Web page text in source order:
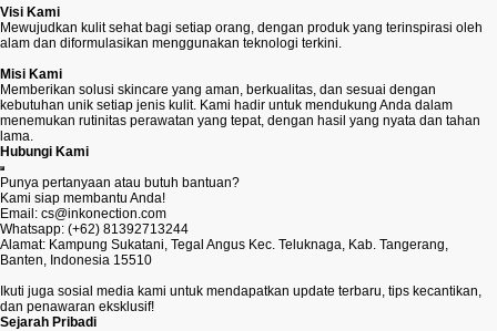
Visi Kami
Mewujudkan kulit sehat bagi setiap orang, dengan produk yang terinspirasi oleh
alam dan diformulasikan menggunakan teknologi terkini.
Misi Kami
Memberikan solusi skincare yang aman, berkualitas, dan sesuai dengan
kebutuhan unik setiap jenis kulit. Kami hadir untuk mendukung Anda dalam
menemukan rutinitas perawatan yang tepat, dengan hasil yang nyata dan tahan
lama.
Hubungi Kami
Punya pertanyaan atau butuh bantuan?
Kami siap membantu Anda!
Email: cs@inkonection.com
Whatsapp: (+62) 81392713244
Alamat: Kampung Sukatani, Tegal Angus Kec. Teluknaga, Kab. Tangerang,
Banten, Indonesia 15510
Ikuti juga sosial media kami untuk mendapatkan update terbaru, tips kecantikan,
dan penawaran eksklusif!
Sejarah Pribadi